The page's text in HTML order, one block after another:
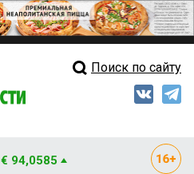
Свежий выпускПоиск по сайту
€ 94,0585